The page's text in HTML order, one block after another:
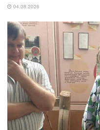
04.08.2026